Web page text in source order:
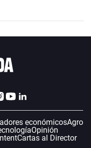
económicosAgro
Opinión
Cartas al Director